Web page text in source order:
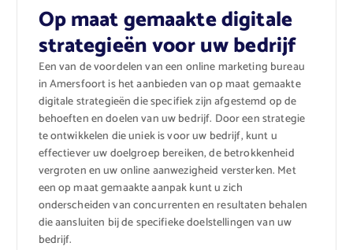
Op maat gemaakte digitale
strategieën voor uw bedrijf
Een van de voordelen van een online marketing bureau
in Amersfoort is het aanbieden van op maat gemaakte
digitale strategieën die specifiek zijn afgestemd op de
behoeften en doelen van uw bedrijf. Door een strategie
te ontwikkelen die uniek is voor uw bedrijf, kunt u
effectiever uw doelgroep bereiken, de betrokkenheid
vergroten en uw online aanwezigheid versterken. Met
een op maat gemaakte aanpak kunt u zich
onderscheiden van concurrenten en resultaten behalen
die aansluiten bij de specifieke doelstellingen van uw
bedrijf.